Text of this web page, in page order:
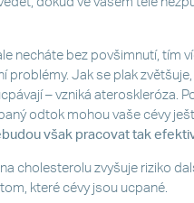
necháte bez povšimnutí, tím
problémy. Jak se plak
– vzniká ateroskleróza.
odtok mohou vaše cévy
však pracovat tak
cholesterolu zvyšuje riziko
které cévy jsou ucpané.